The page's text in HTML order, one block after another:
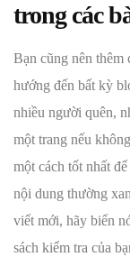
trong các
Bạn cũng nên thêm
hướng đến bất kỳ
nhiều người quên,
một trang nếu
một cách tốt nhất
nội dung thường
viết mới, hãy biến
sách kiểm tra của